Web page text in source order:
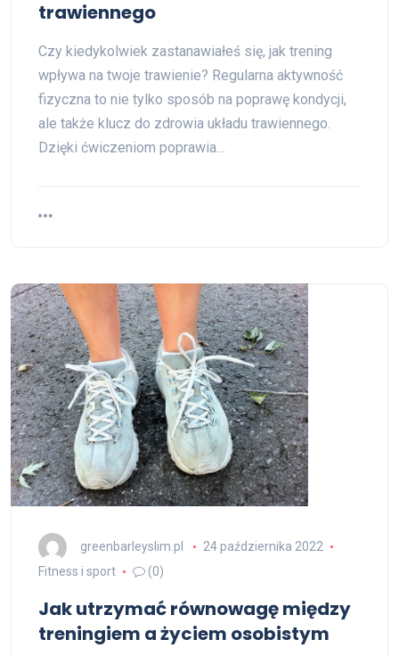
trawiennego
Czy kiedykolwiek zastanawiałeś się, jak trening
wpływa na twoje trawienie? Regularna aktywność
fizyczna to nie tylko sposób na poprawę kondycji,
ale także klucz do zdrowia układu trawiennego.
Dzięki ćwiczeniom poprawia…
greenbarleyslim.pl
24 października 2022
Fitness i sport
(0)
Jak utrzymać równowagę między
treningiem a życiem osobistym